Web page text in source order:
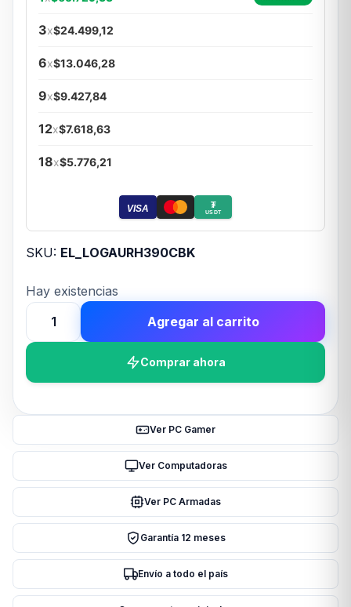
3x$24.499,12
6x$13.046,28
9x$9.427,84
12x$7.618,63
18x$5.776,21
VISA ₮
USDT
SKU: EL_LOGAURH390CBK
Hay existencias
Auriculares
Logitech
Agregar al carrito
Comprar ahora
Ver PC Gamer
Ver Computadoras
Ver PC Armadas
Garantía 12 meses
Envío a todo el país